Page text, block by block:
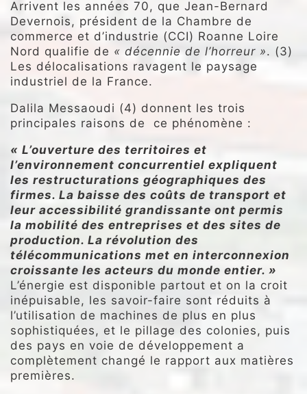
Arrivent les années 70, que Jean-Bernard
Devernois, président de la Chambre de
commerce et d’industrie (CCI) Roanne Loire
Nord qualifie de « décennie de l’horreur ». (3)
Les délocalisations ravagent le paysage
industriel de la France.
Dalila Messaoudi (4) donnent les trois
principales raisons de ce phénomène :
« L’ouverture des territoires et
l’environnement concurrentiel expliquent
les restructurations géographiques des
firmes. La baisse des coûts de transport et
leur accessibilité grandissante ont permis
la mobilité des entreprises et des sites de
production. La révolution des
télécommunications met en interconnexion
croissante les acteurs du monde entier. »
L’énergie est disponible partout et on la croit
inépuisable, les savoir-faire sont réduits à
l’utilisation de machines de plus en plus
sophistiquées, et le pillage des colonies, puis
des pays en voie de développement a
complètement changé le rapport aux matières
premières.